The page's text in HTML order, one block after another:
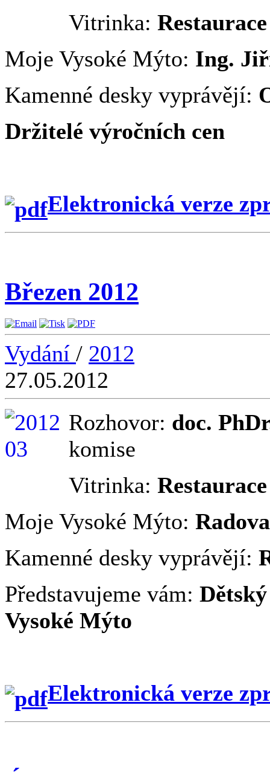
Vitrinka:
Moje Vysoké Mýto: Ing.
Kamenné desky vyprávějí:
Držitelé výročních cen
Elektronická verze
Březen 2012
Vydání / 2012
27.05.2012
Rozhovor: doc.
komise
Vitrinka:
Moje Vysoké Mýto:
Kamenné desky vyprávějí:
Představujeme vám:
Vysoké Mýto
Elektronická verze